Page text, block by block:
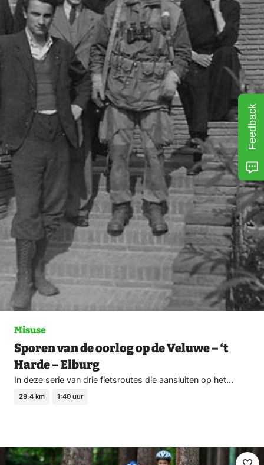
Misuse
Sporen van de oorlog op de Veluwe – ‘t
Harde – Elburg
In deze serie van drie fietsroutes die aansluiten op het…
29.4 km 1:40 uur
Feedback